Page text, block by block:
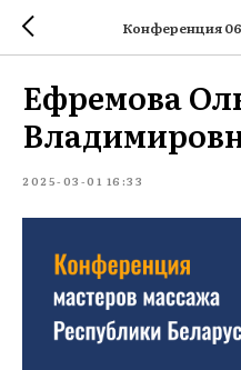
Конференция
Ефремова
2025-03-01 16:33